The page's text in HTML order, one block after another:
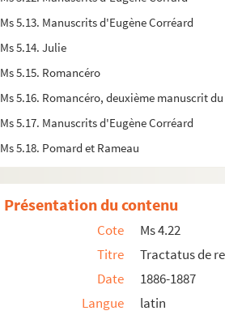
Ms 5.13. Manuscrits d'Eugène Corréard
Ms 5.14. Julie
Ms 5.15. Romancéro
Ms 5.16. Romancéro, deuxième manuscrit
Ms 5.17. Manuscrits d'Eugène Corréard
Ms 5.18. Pomard et Rameau
Ms 5.20. Manuscrits d'Eugène Corréard
Ms 5.21. Manuscrits d'Eugène Corréard
Ms 5.22. Manuscrits d'Eugène Corréard
Ms 5.24. Le rendez-vous de Camembert
Présentation du contenu
Cote
Ms 4.22
Titre
Tractatus de
Date
1886-1887
Langue
latin